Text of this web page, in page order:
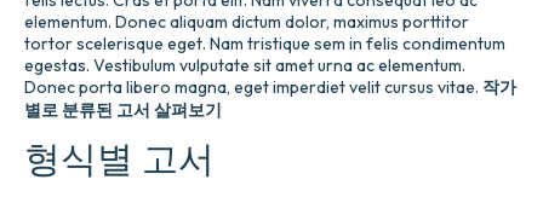
elementum. Donec aliquam dictum dolor, maximus porttitor
tortor scelerisque eget. Nam tristique sem in felis condimentum
egestas. Vestibulum vulputate sit amet urna ac elementum.
Donec porta libero magna, eget imperdiet velit cursus vitae. 작가
별로 분류된 고서 살펴보기
형식별 고서